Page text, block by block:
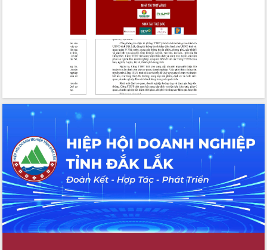
Nâng cao hiệu lực, hiệu quả HĐND
tỉnh thông qua hiện đại hóa hành chính
Xã Ea Phê gắn cải cách hành chính với
Phó Chủ tịch Thường trực UBND tỉnh
Hồ Thị Nguyên Thảo làm việc tại Trung
tâm Phục vụ hành chính công xã Ea
Xây dựng nền hành chính số đồng
hành cùng nông dân dân, doanh nghiệp
Giai đoạn 2026-2030, Đắk Lắk phấn
đấu có 77% xã đạt chuẩn nông thôn
mới
Chuyển đổi số 'mở đường' cho nông
nghiệp Đắk Lắk tăng trưởng bứt phá